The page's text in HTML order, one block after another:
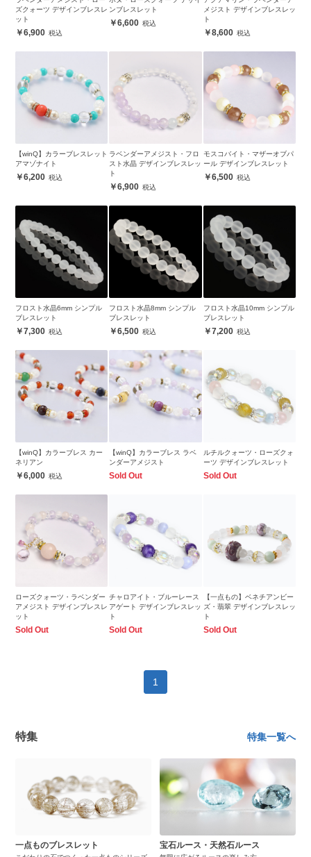
ズクォーツ デザインブレスレ
ット
6,900
ンブレスレット
6,600
メジスト デザインブレスレッ
ト
8,600
【winQ】カラーブレスレット
アマゾナイト
6,200
ラベンダーアメジスト・フロ
スト水晶 デザインブレスレッ
ト
6,900
モスコバイト・マザーオブパ
ール デザインブレスレット
6,500
フロスト水晶6mm シンプル
ブレスレット
7,300
フロスト水晶8mm シンプル
ブレスレット
6,500
フロスト水晶10mm シンプル
ブレスレット
7,200
【winQ】カラーブレス カー
ネリアン
6,000
【winQ】カラーブレス ラベ
ンダーアメジスト
Sold Out
ルチルクォーツ・ローズクォ
ーツ デザインブレスレット
Sold Out
ローズクォーツ・ラベンダー
アメジスト デザインブレスレ
ット
Sold Out
チャロアイト・ブルーレース
アゲート デザインブレスレッ
ト
Sold Out
【一点もの】ベネチアンビー
ズ・翡翠 デザインブレスレッ
ト
Sold Out
1
特集 特集一覧へ
一点ものブレスレット 宝石ルース・天然石ルース